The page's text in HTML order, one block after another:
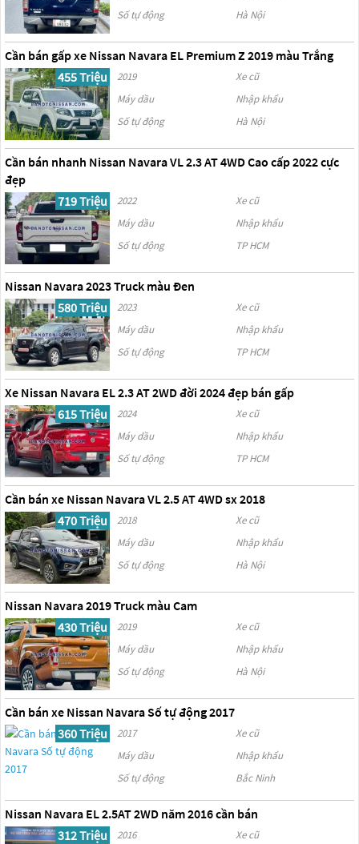
Số tự động
Hà Nội
Cần bán gấp xe Nissan Navara EL Premium Z 2019 màu Trắng
455 Triệu
2019
Xe cũ
Máy dầu
Nhập khẩu
Số tự động
Hà Nội
Cần bán nhanh Nissan Navara VL 2.3 AT 4WD Cao cấp 2022 cực
đẹp
719 Triệu
2022
Xe cũ
Máy dầu
Nhập khẩu
Số tự động
TP HCM
Nissan Navara 2023 Truck màu Đen
580 Triệu
2023
Xe cũ
Máy dầu
Nhập khẩu
Số tự động
TP HCM
Xe Nissan Navara EL 2.3 AT 2WD đời 2024 đẹp bán gấp
615 Triệu
2024
Xe cũ
Máy dầu
Nhập khẩu
Số tự động
TP HCM
Cần bán xe Nissan Navara VL 2.5 AT 4WD sx 2018
470 Triệu
2018
Xe cũ
Máy dầu
Nhập khẩu
Số tự động
Hà Nội
Nissan Navara 2019 Truck màu Cam
430 Triệu
2019
Xe cũ
Máy dầu
Nhập khẩu
Số tự động
Hà Nội
Cần bán xe Nissan Navara Số tự động 2017
360 Triệu
2017
Xe cũ
Máy dầu
Nhập khẩu
Số tự động
Bắc Ninh
Nissan Navara EL 2.5AT 2WD năm 2016 cần bán
312 Triệu
2016
Xe cũ